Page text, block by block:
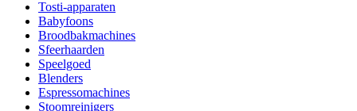
Tosti-apparaten
Babyfoons
Broodbakmachines
Sfeerhaarden
Speelgoed
Blenders
Espressomachines
Stoomreinigers